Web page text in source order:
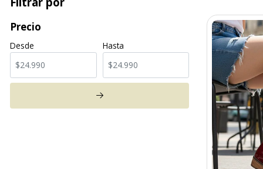
Precio
Desde Hasta